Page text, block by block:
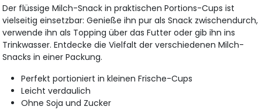
Der flüssige Milch-Snack in praktischen Portions-Cups ist
vielseitig einsetzbar: Genieße ihn pur als Snack zwischendurch,
verwende ihn als Topping über das Futter oder gib ihn ins
Trinkwasser. Entdecke die Vielfalt der verschiedenen Milch-
Snacks in einer Packung.
Perfekt portioniert in kleinen Frische-Cups
Leicht verdaulich
Ohne Soja und Zucker